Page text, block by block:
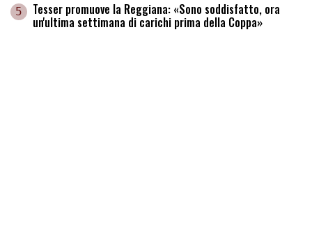
5 Tesser promuove la Reggiana: «Sono soddisfatto, ora
un'ultima settimana di carichi prima della Coppa»